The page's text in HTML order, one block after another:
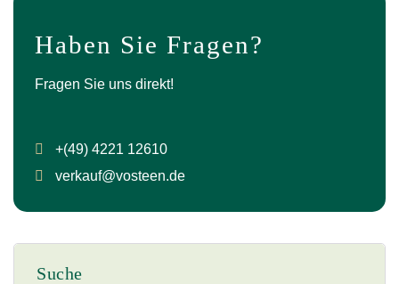
Haben Sie Fragen?
Fragen Sie uns direkt!
+(49) 4221 12610
verkauf@vosteen.de
Suche